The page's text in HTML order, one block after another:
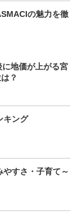
さを自由に楽
）「外を
感じられる、
とテラス
の魅力を徹
地価が上がる宮
？
キング
やすさ・子育て～